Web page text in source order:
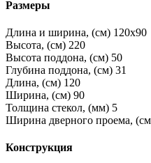
Размеры
Длина и ширина, (см) 120x90
Высота, (см) 220
Высота поддона, (см) 50
Глубина поддона, (см) 31
Длина, (см) 120
Ширина, (см) 90
Толщина стекол, (мм) 5
Ширина дверного проема,
Конструкция